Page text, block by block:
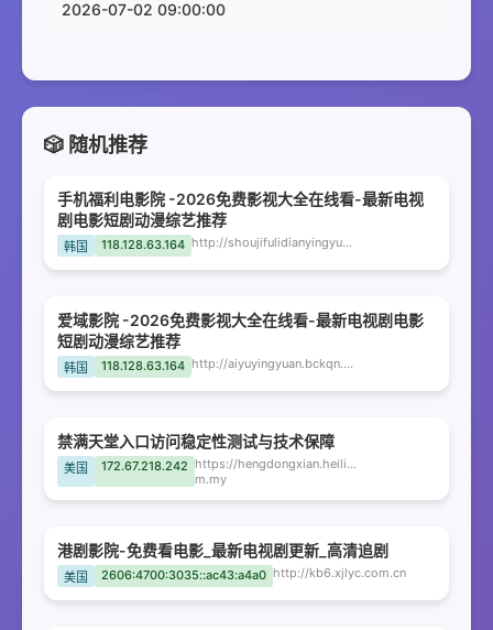
2026-07-02 09:00:00
🎲 随机推荐
手机福利电影院 -2026免费影视大全在线看-最新电视
剧电影短剧动漫综艺推荐
韩国 118.128.63.164 http://shoujifulidianyingyuan.bckqn.com
爱域影院 -2026免费影视大全在线看-最新电视剧电影
短剧动漫综艺推荐
韩国 118.128.63.164 http://aiyuyingyuan.bckqn.com
禁满天堂入口访问稳定性测试与技术保障
美国 172.67.218.242 https://hengdongxian.heiliao-
m.my
港剧影院-免费看电影_最新电视剧更新_高清追剧
美国 2606:4700:3035::ac43:a4a0 http://kb6.xjlyc.com.cn